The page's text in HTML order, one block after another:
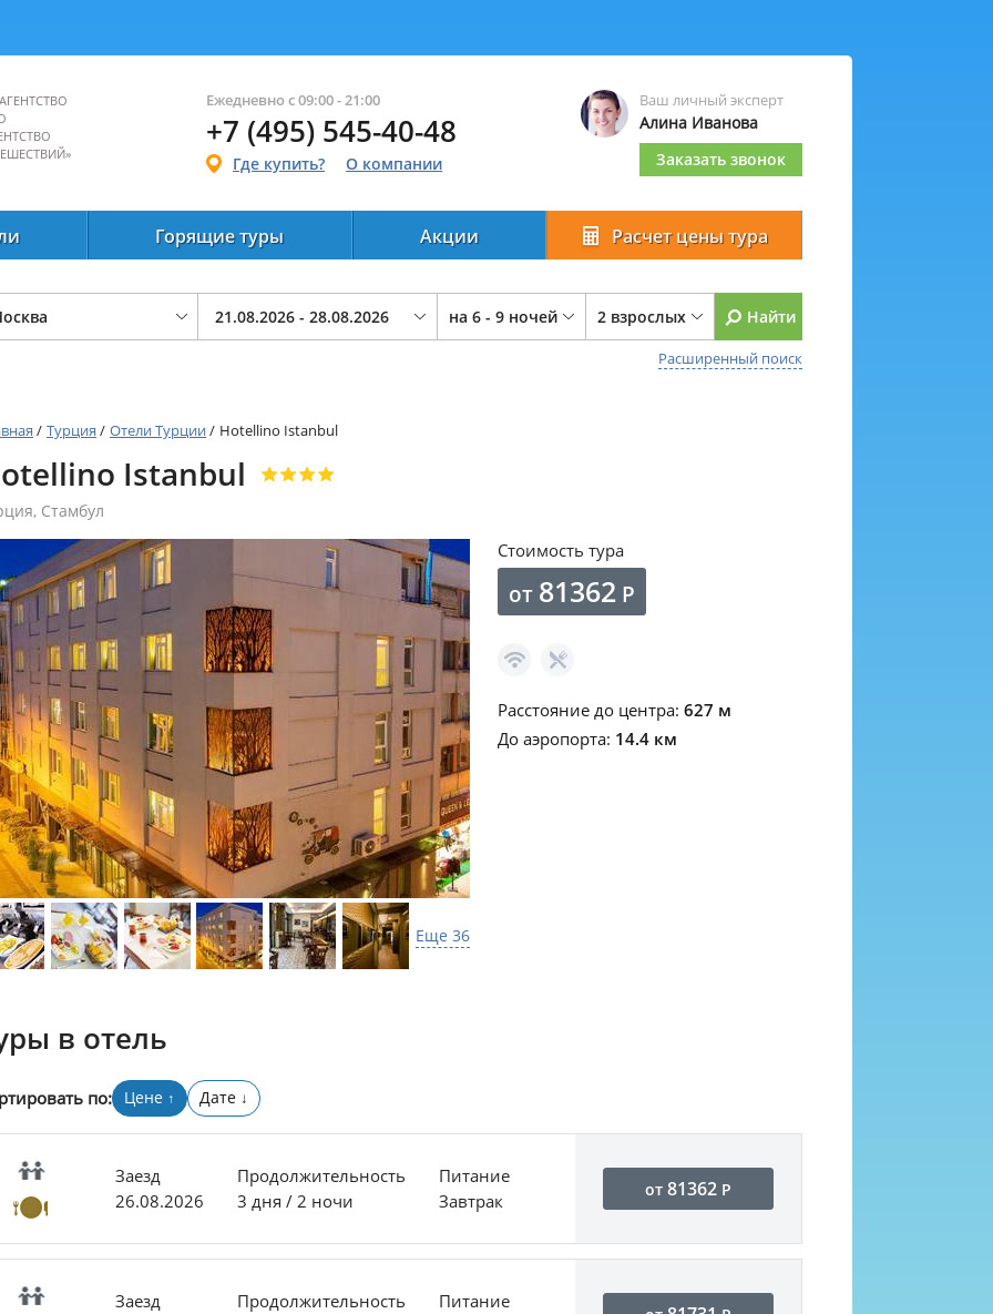
Ежедневно с 09:00 - 21:00
+7 (495) 545-40-48
Где купить? О компании
Ваш личный эксперт
Алина Иванова
Заказать звонок
Горящие туры Акции Расчет цены тура
на 6 - 9 ночей 2 взрослых Найти
Расширенный поиск
/ Турция / Отели Турции/ Hotellino Istanbul
Istanbul
, Стамбул
Еще 36
Стоимость тура
от 81362 Р
Расстояние до центра: 627 м
До аэропорта: 14.4 км
в отель
по: Цене ↑ Дате ↓
Заезд
26.08.2026
Продолжительность
3 дня / 2 ночи
Питание
Завтрак
от 81362 Р
Заезд
Продолжительность
Питание